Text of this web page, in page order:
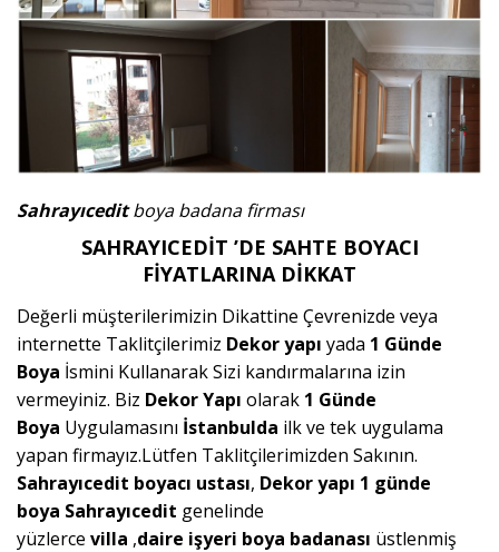
Sahrayıceditboya badana firması
SAHRAYICEDİT ’DE SAHTE BOYACI
FİYATLARINA DİKKAT
Değerli müşterilerimizin Dikattine Çevrenizde veya
internette Taklitçilerimiz Dekor yapı yada 1 Günde
Boya İsmini Kullanarak Sizi kandırmalarına izin
vermeyiniz. Biz Dekor Yapı olarak 1 Günde
Boya Uygulamasını İstanbulda ilk ve tek uygulama
yapan firmayız.Lütfen Taklitçilerimizden Sakının.
Sahrayıcedit boyacı ustası, Dekor yapı 1 günde
boya Sahrayıcedit genelinde
yüzlerce villa ,daire işyeri boya badanası üstlenmiş